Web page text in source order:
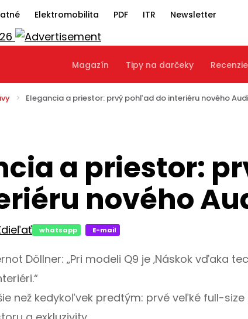
Elektromobilita PDF ITR Newsletter
Magazín Tipy na darčeky Recenzie
Elegancia a priestor: prvý pohľad do interiéru nového
a priestor:
nového
whatsapp E-mail
Döllner: „Pri modeli Q9 je ‚Náskok vďaka
než kedykoľvek predtým: prvé veľké full-size